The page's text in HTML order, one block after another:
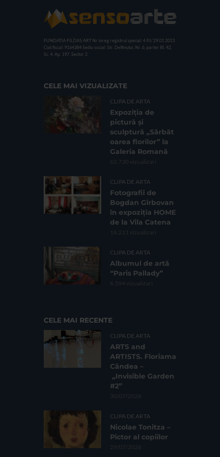
FUNDATIA FILDAS ART Nr inreg registrul special: 4 PJ/ 29.01.2013
Cod fiscal: 9164384 Sediu social: Str. Delfinului, Nr. 6, parter Bl. 42,
Sc. 4, Ap. 197, Sector 2
CELE MAI VIZUALIZATE
CLIPA DE ARTA
Expoziția de
pictură și
sculptură „Sărbăt
oarea florilor” la
Galeria Romană
62.730 vizualizari
CLIPA DE ARTA
Fotografii de
Bogdan Gîrbovan
în expoziția HOME
de la Vila Catena
16.211 vizualizari
CLIPA DE ARTA
Albumul de artă
“Paris Pallady”
6.594 vizualizari
CELE MAI RECENTE
CLIPA DE ARTA
ARTS and
ARTISTS. Floriama
Cândea –
„Invisible Garden
#2”
30/07/2026
CLIPA DE ARTA
Nicolae Tonitza –
Pictor al copiilor
29/07/2026